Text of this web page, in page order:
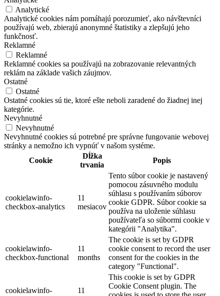
Analytické
Analytické cookies nám pomáhajú porozumieť, ako návštevníci
používajú web, zbierajú anonymné štatistiky a zlepšujú jeho
funkčnosť.
Reklamné
Reklamné
Reklamné cookies sa používajú na zobrazovanie relevantných
reklám na základe vašich záujmov.
Ostatné
Ostatné
Ostatné cookies sú tie, ktoré ešte neboli zaradené do žiadnej inej
kategórie.
Nevyhnutné
Nevyhnutné
Nevyhnutné cookies sú potrebné pre správne fungovanie webovej
stránky a nemožno ich vypnúť v našom systéme.
Cookie
Dĺžka
trvania
Popis
cookielawinfo-
checkbox-analytics
11
mesiacov
Tento súbor cookie je nastavený
pomocou zásuvného modulu
súhlasu s používaním súborov
cookie GDPR. Súbor cookie sa
používa na uloženie súhlasu
používateľa so súbormi cookie v
kategórii "Analytika".
cookielawinfo-
checkbox-functional
11
months
The cookie is set by GDPR
cookie consent to record the user
consent for the cookies in the
category "Functional".
cookielawinfo-
11
This cookie is set by GDPR
Cookie Consent plugin. The